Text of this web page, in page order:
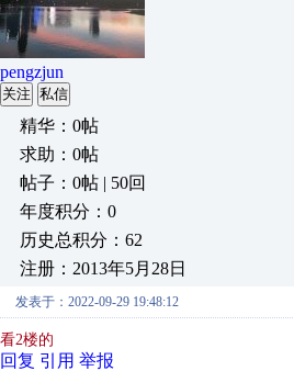
pengzjun
关注 私信
精华：0帖
求助：0帖
帖子：0帖 | 50回
年度积分：0
历史总积分：62
注册：2013年5月28日
发表于：2022-09-29 19:48:12
看2楼的
回复 引用 举报